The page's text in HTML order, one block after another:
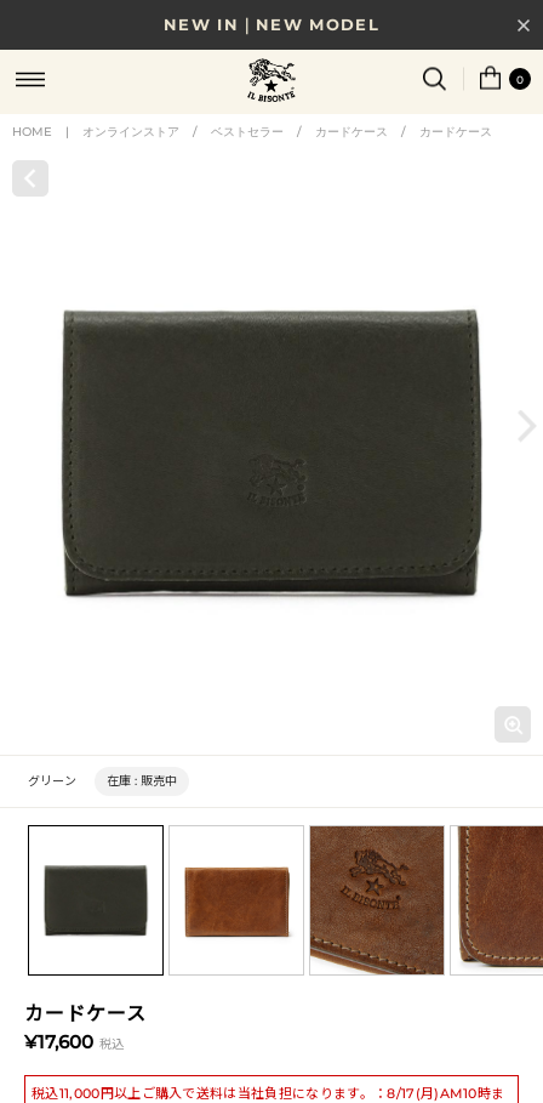
NEW IN｜NEW MODEL
8/17(月)10時まで｜税込11,000円以上で送料無料
贈る相手やシーンから選べる、新しいギフトガイド
0
HOME | オンラインストア / ベストセラー / カードケース / カードケース
カードケース
¥17,600 税込
税込11,000円以上ご購入で送料は当社負担になります。：8/17(月)AM10時ま
グリーン 在庫 : 販売中